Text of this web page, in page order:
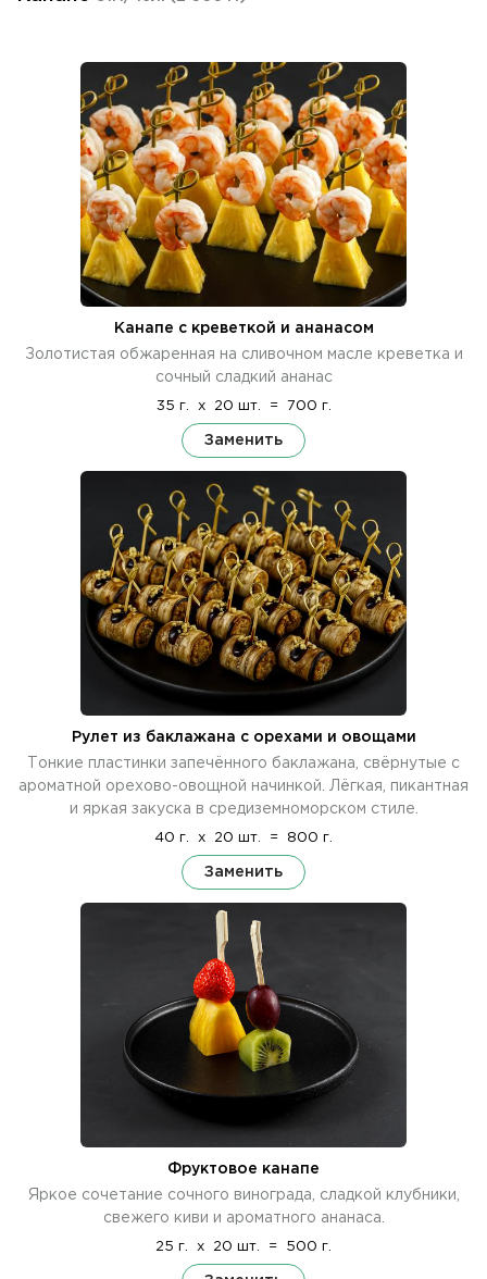
Канапе с креветкой и ананасом
Золотистая обжаренная на сливочном масле креветка и
сочный сладкий ананас
35 г. x 20 шт. = 700 г.
Заменить
Рулет из баклажана с орехами и овощами
Тонкие пластинки запечённого баклажана, свёрнутые с
ароматной орехово-овощной начинкой. Лёгкая, пикантная
и яркая закуска в средиземноморском стиле.
40 г. x 20 шт. = 800 г.
Заменить
Фруктовое канапе
Яркое сочетание сочного винограда, сладкой клубники,
свежего киви и ароматного ананаса.
25 г. x 20 шт. = 500 г.